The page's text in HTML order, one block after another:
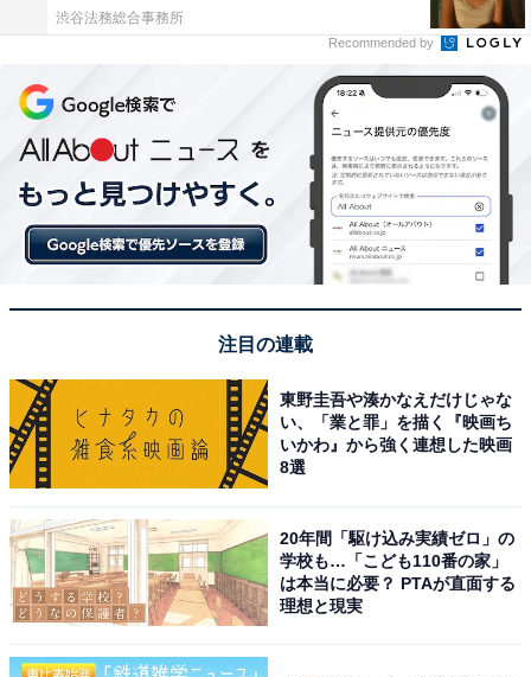
「インジニオ・ネオ IHマロンブラウン・アンリミテッド
セット9」のフライパンのサイズは、22cmと26cm。ソー
スパンは16cm、20cm。
4種類のフタと取っ手も付いてくる
さらに、16cmと20cmの「シールリッド」（写真左）、
16cmと20cmの「バタフライガラスぶた」（写真中
渋谷法務総合事務所
Recommended by
注目の連載
東野圭吾や湊かなえだけじゃな
い、「業と罪」を描く『映画ち
いかわ』から強く連想した映画
8選
20年間「駆け込み実績ゼロ」の
学校も…「こども110番の家」
は本当に必要？ PTAが直面する
理想と現実